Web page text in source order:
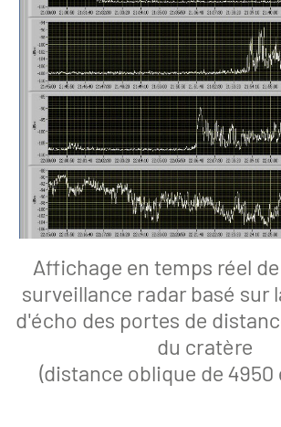
Affichage en temps réel
surveillance radar basé sur
d'écho des portes de
du cratère
(distance oblique de 4950